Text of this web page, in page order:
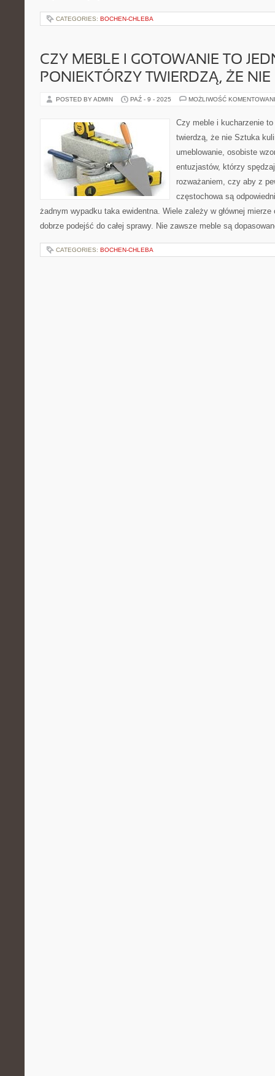
CATEGORIES: BOCHEN-CHLEBA
CZY MEBLE I GOTOWANIE TO
PONIEKTÓRZY TWIERDZĄ, ŻE NIE
POSTED BY ADMIN PAŹ - 9 - 2025 MOŻLIWOŚĆ
Czy meble i kucharzenie
twierdzą, że nie Sztuka
umeblowanie, osobiste
entuzjastów, którzy
rozważaniem, czy aby z
częstochowa są
żadnym wypadku taka ewidentna. Wiele zależy w głównej
dobrze podejść do całej sprawy. Nie zawsze meble są
CATEGORIES: BOCHEN-CHLEBA